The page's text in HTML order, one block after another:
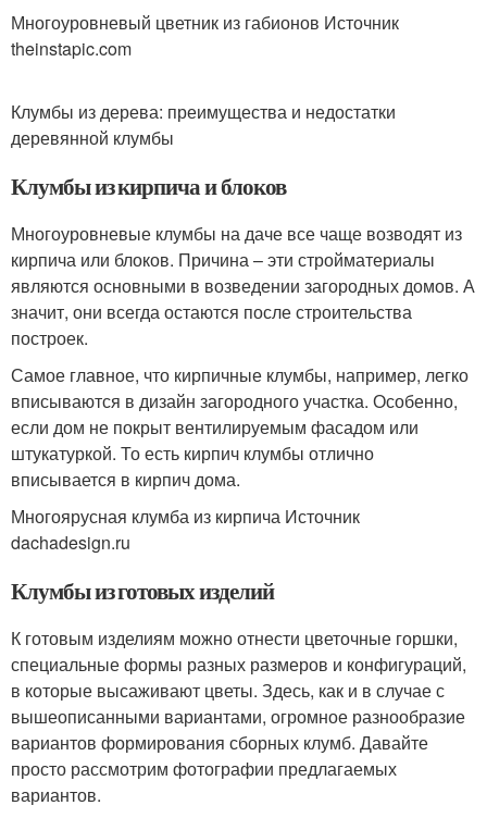
Многоуровневый цветник из габионов Источник
theinstapic.com
Клумбы из дерева: преимущества и недостатки
деревянной клумбы
Клумбы из кирпича и блоков
Многоуровневые клумбы на даче все чаще возводят из
кирпича или блоков. Причина – эти стройматериалы
являются основными в возведении загородных домов. А
значит, они всегда остаются после строительства
построек.
Самое главное, что кирпичные клумбы, например, легко
вписываются в дизайн загородного участка. Особенно,
если дом не покрыт вентилируемым фасадом или
штукатуркой. То есть кирпич клумбы отлично
вписывается в кирпич дома.
Многоярусная клумба из кирпича Источник
dachadesign.ru
Клумбы из готовых изделий
К готовым изделиям можно отнести цветочные горшки,
специальные формы разных размеров и конфигураций,
в которые высаживают цветы. Здесь, как и в случае с
вышеописанными вариантами, огромное разнообразие
вариантов формирования сборных клумб. Давайте
просто рассмотрим фотографии предлагаемых
вариантов.